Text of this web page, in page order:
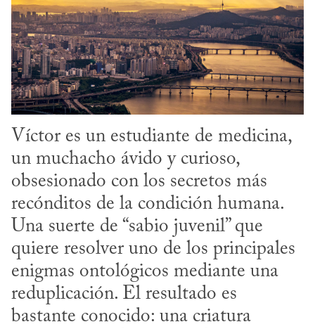
Víctor es un estudiante de medicina,
un muchacho ávido y curioso,
obsesionado con los secretos más
recónditos de la condición humana.
Una suerte de “sabio juvenil” que
quiere resolver uno de los principales
enigmas ontológicos mediante una
reduplicación. El resultado es
bastante conocido: una criatura